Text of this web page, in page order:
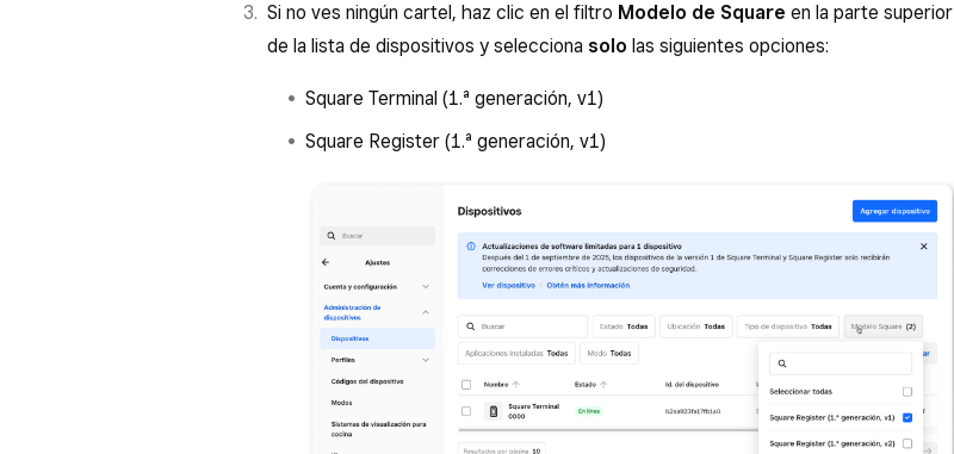
Si no ves ningún cartel, haz clic en el filtro Modelo de Square en la parte superior
de la lista de dispositivos y selecciona solo las siguientes opciones:
Square Terminal (1.ª generación, v1)
Square Register (1.ª generación, v1)